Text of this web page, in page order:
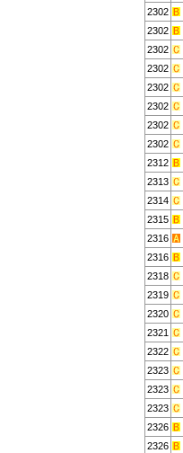
2302
2302
2302
2302
2302
2302
2302
2302
2312
2313
2314
2315
2316
2316
2318
2319
2320
2321
2322
2323
2323
2323
2326
2326